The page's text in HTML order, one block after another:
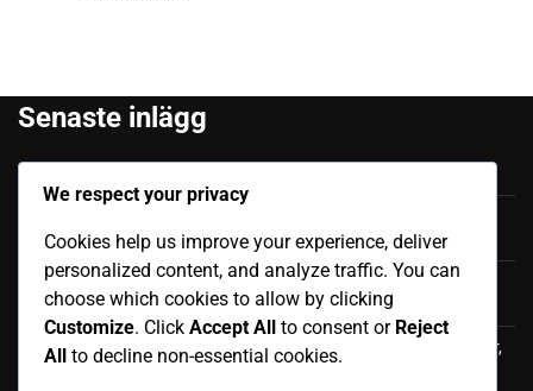
Senaste inlägg
Internationell Påverkan
Moisés Caicedo: Internationella bidrag, Framträdanden,
Påverkan
Luis Antonio Valencia: Internationell karriär, Landskamper,
We respect your privacy
Cookies help us improve your experience, deliver
personalized content, and analyze traffic. You can
choose which cookies to allow by clicking
Customize. Click Accept All to consent or Reject
All to decline non-essential cookies.